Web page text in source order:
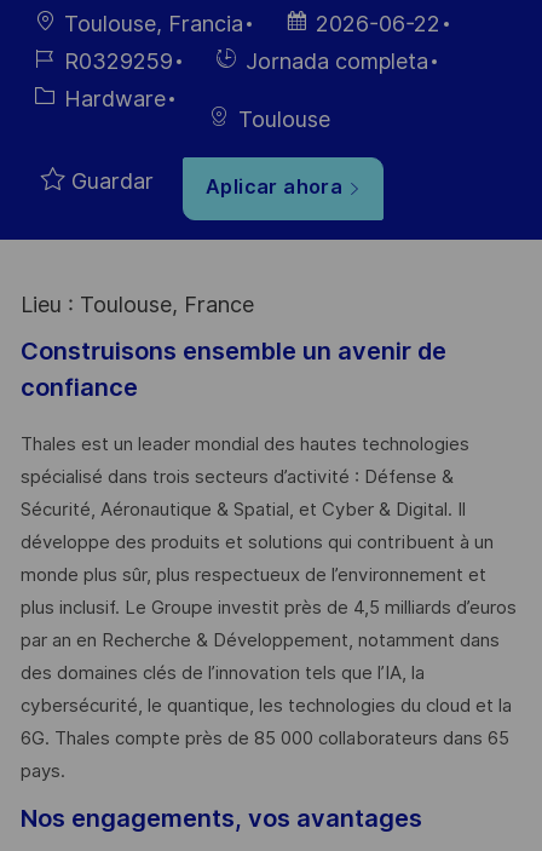
Ubicación
Toulouse, Francia
Fecha de
publicación
2026-06-22
ID de
empleo
R0329259
HiringJornada completa
Categoría
Hardware
Toulouse
Guardar Aplicar ahora
Lieu : Toulouse, France
Construisons ensemble un avenir de
confiance
Thales est un leader mondial des hautes technologies
spécialisé dans trois secteurs d’activité : Défense &
Sécurité, Aéronautique & Spatial, et Cyber & Digital. Il
développe des produits et solutions qui contribuent à un
monde plus sûr, plus respectueux de l’environnement et
plus inclusif. Le Groupe investit près de 4,5 milliards d’euros
par an en Recherche & Développement, notamment dans
des domaines clés de l’innovation tels que l’IA, la
cybersécurité, le quantique, les technologies du cloud et la
6G. Thales compte près de 85 000 collaborateurs dans 65
pays. ​
Nos engagements, vos avantages